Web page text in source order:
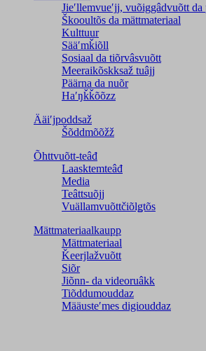
Jieʹllemvueʹjj, vuõiggâdvuõtt da
Škooultõs da mättmateriaal
Kulttuur
Sääʹmǩiõll
Sosiaal da tiõrvâsvuõtt
Meeraikõskksaž tuâjj
Päärna da nuõr
Haʹŋǩǩõõzz
Ääiʹjpoddsaž
Šõddmõõžž
Õhttvuõtt-teâđ
Laasktemteâđ
Media
Teâttsuõjj
Vuällamvuõttčiõlǥtõs
Mättmateriaalkaupp
Mättmateriaal
Ǩeerjlažvuõtt
Siõr
Jiõnn- da videoruâkk
Tiõddumouddaz
Määusteʹmes digiouddaz